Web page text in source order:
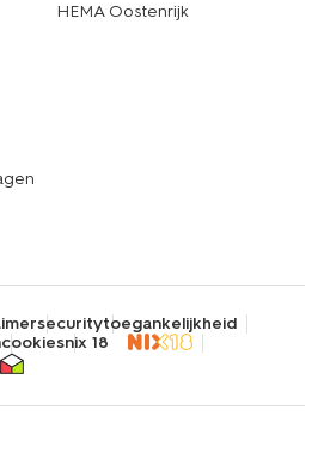
HEMA Oostenrijk
securitytoegankelijkheid
cookiesnix 18